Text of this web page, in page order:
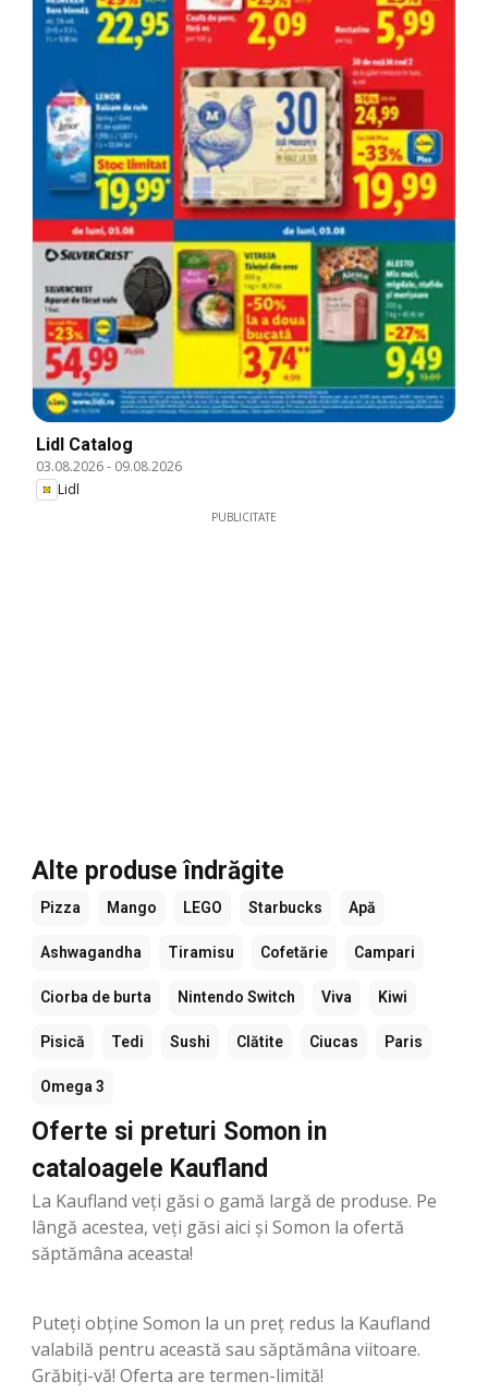
Lidl Catalog
03.08.2026- 09.08.2026
Lidl
PUBLICITATE
Alte produse îndrăgite
Pizza Mango LEGO Starbucks Apă
Ashwagandha Tiramisu Cofetărie Campari
Ciorba de burta Nintendo Switch Viva Kiwi
Pisică Tedi Sushi Clătite Ciucas Paris
Omega 3
Oferte si preturi Somon in
cataloagele Kaufland
La Kaufland veți găsi o gamă largă de produse. Pe
lângă acestea, veți găsi aici și Somon la ofertă
săptămâna aceasta!
Puteți obține Somon la un preț redus la Kaufland
valabilă pentru această sau săptămâna viitoare.
Grăbiți-vă! Oferta are termen-limită!